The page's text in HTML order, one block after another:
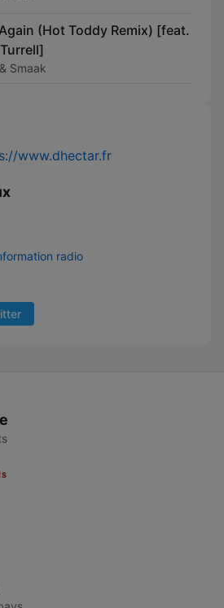
(Hot Toddy Remix) [feat.
Smaak
www.dhectar.fr
radio